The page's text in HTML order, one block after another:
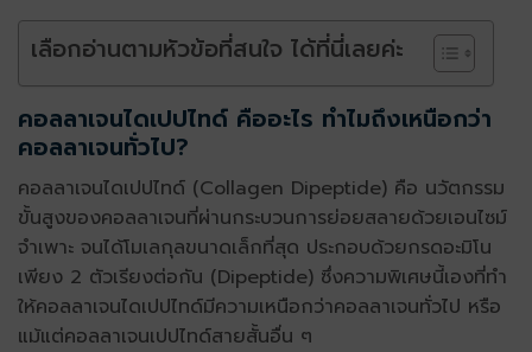
เลือกอ่านตามหัวข้อที่สนใจ ได้ที่นี่เลยค่ะ
คอลลาเจนไดเปปไทด์ คืออะไร ทำไมถึงเหนือกว่า
คอลลาเจนทั่วไป?
คอลลาเจนไดเปปไทด์ (Collagen Dipeptide) คือ นวัตกรรม
ขั้นสูงของคอลลาเจนที่ผ่านกระบวนการย่อยสลายด้วยเอนไซม์
จำเพาะ จนได้โมเลกุลขนาดเล็กที่สุด ประกอบด้วยกรดอะมิโน
เพียง 2 ตัวเรียงต่อกัน (Dipeptide) ซึ่งความพิเศษนี้เองที่ทำ
ให้คอลลาเจนไดเปปไทด์มีความเหนือกว่าคอลลาเจนทั่วไป หรือ
แม้แต่คอลลาเจนเปปไทด์สายสั้นอื่น ๆ